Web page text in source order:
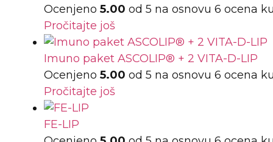
Ocenjeno 5.00 od 5 na osnovu 6 ocena
Pročitajte još
Imuno paket ASCOLIP® + 2 VITA-D-LIP
Ocenjeno 5.00 od 5 na osnovu 6 ocena
Pročitajte još
FE-LIP